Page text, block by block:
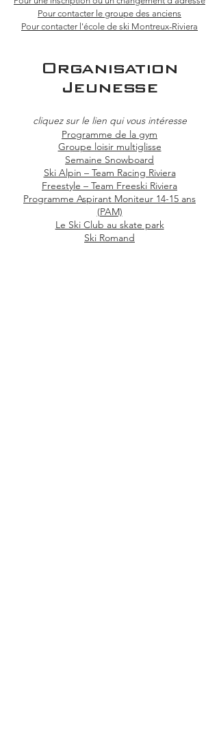
Pour contacter le groupe des anciens
Pour contacter l'école de ski Montreux-Riviera
Organisation
Jeunesse
cliquez sur le lien qui vous intéresse
Programme de la gym
Groupe loisir multiglisse
Semaine Snowboard
Ski Alpin – Team Racing Riviera
Freestyle – Team Freeski Riviera
Programme Aspirant Moniteur 14-15 ans
(PAM)
Le Ski Club au skate park
Ski Romand